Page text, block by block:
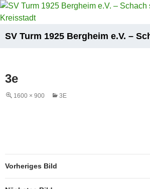
Zum
Inhalt
3e
1600 × 900 3E
Vorheriges Bild